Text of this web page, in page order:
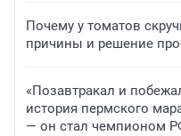
Почему у томатов
причины и решение
«Позавтракал и
история пермского
— он стал чемпионом